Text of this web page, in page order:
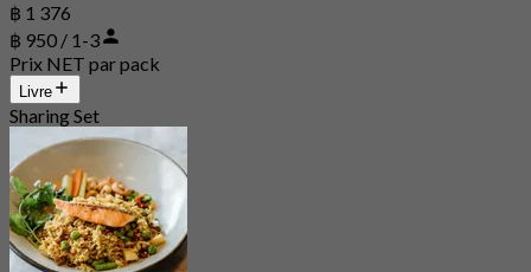
฿ 1 376
฿ 950 / 1-3
Prix NET par pack
Livre
Sharing Set